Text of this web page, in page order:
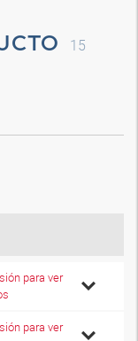
15
para ver
para ver